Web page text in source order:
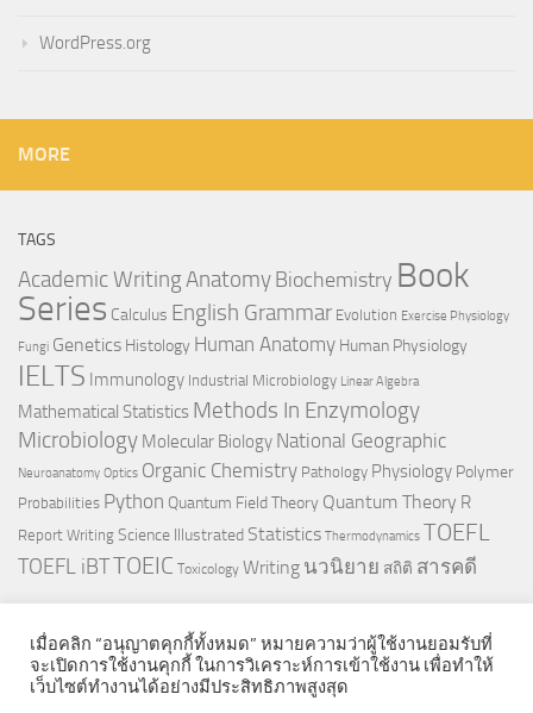
WordPress.org
MORE
TAGS
Academic WritingAnatomyBiochemistry Book
Series Calculus English Grammar Evolution Exercise Physiology
Fungi Genetics Histology Human Anatomy Human Physiology
IELTS Immunology Industrial Microbiology Linear Algebra
Mathematical Statistics Methods In Enzymology
Microbiology Molecular Biology National Geographic
Neuroanatomy Optics Organic Chemistry Pathology Physiology Polymer
Probabilities Python Quantum Field Theory Quantum Theory R
Report Writing Science Illustrated Statistics Thermodynamics TOEFL
TOEFL iBTTOEIC Toxicology Writing นวนิยาย สถิติ สารคดี
เมื่อคลิก “อนุญาตคุกกี้ทั้งหมด” หมายความว่าผู้ใช้งานยอมรับที่
จะเปิดการใช้งานคุกกี้ ในการวิเคราะห์การเข้าใช้งาน เพื่อทำให้
เว็บไซต์ทำงานได้อย่างมีประสิทธิภาพสูงสุด